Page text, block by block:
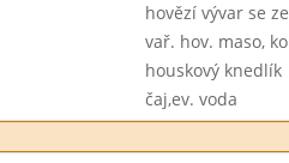
hovězí vývar se
vař. hov. maso,
houskový knedlík
čaj,ev. voda